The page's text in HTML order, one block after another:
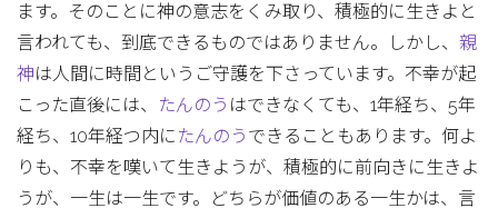
ます。そのことに神の意志をくみ取り、積極的に生きよと
言われても、到底できるものではありません。しかし、 親
神は人間に時間というご守護を下さっています。不幸が起
こった直後には、
たんのう はできなくても、1年経ち、5年
経ち、10年経つ内に たんのう できることもあります。何よ
りも、不幸を嘆いて生きようが、積極的に前向きに生きよ
うが、一生は一生です。どちらが価値のある一生かは、言